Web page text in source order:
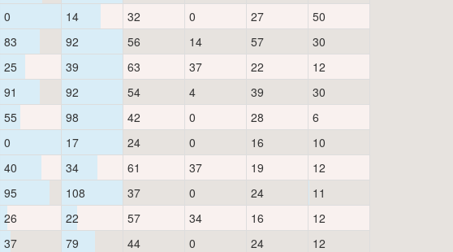
0 14 32 0 27
50
83 92 56 14 57
30
25 39 63 37 22
12
91 92 54 4 39
30
55 98 42 0 28
6
0 17 24 0 16
10
40 34 61 37 19
12
95 108 37 0 24
11
26 22 57 34 16
12
37 79 44 0 24
12